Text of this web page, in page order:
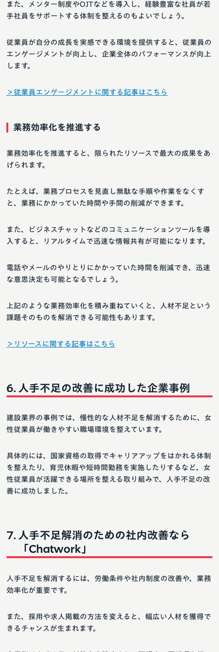
また、メンター制度やOJTなどを導入し、経験豊富な社員が若
手社員をサポートする体制を整えるのもよいでしょう。
従業員が自分の成長を実感できる環境を提供すると、従業員の
エンゲージメントが向上し、企業全体のパフォーマンスが向上
します。
＞従業員エンゲージメントに関する記事はこちら
業務効率化を推進する
業務効率化を推進すると、限られたリソースで最大の成果をあ
げられます。
たとえば、業務プロセスを見直し無駄な手順や作業をなくす
と、業務にかかっていた時間や手間の削減ができます。
また、ビジネスチャットなどのコミュニケーションツールを導
入すると、リアルタイムで迅速な情報共有が可能になります。
電話やメールのやりとりにかかっていた時間を削減でき、迅速
な意思決定も可能となるでしょう。
上記のような業務効率化を積み重ねていくと、人材不足という
課題そのものを解消できる可能性もあります。
＞リソースに関する記事はこちら
人手不足の改善に成功した企業事例
建設業界の事例では、慢性的な人材不足を解消するために、女
性従業員が働きやすい職場環境を整えています。
具体的には、国家資格の取得でキャリアアップをはかれる体制
を整えたり、育児休暇や短時間勤務を実施したりするなど、女
性従業員が活躍できる場所を整える取り組みで、人手不足の改
善に成功しました。
人手不足解消のための社内改善なら
「Chatwork」
人手不足を解消するには、労働条件や社内制度の改善や、業務
効率化が重要です。
また、採用や求人掲載の方法を変えると、幅広い人材を獲得で
きるチャンスが生まれます。